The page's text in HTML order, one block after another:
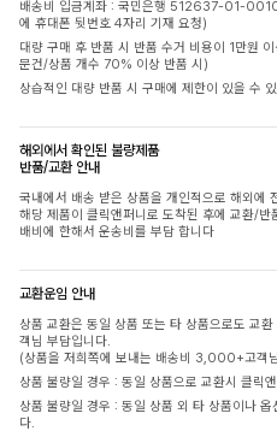
배송비 입금계좌 : 국민은행 512637-01-
에 휴대폰 뒷번호 4자리 기재 요청)
대량 구매 후 반품 시 반품 수거 비용이 1만원
문건/상품 개수 70% 이상 반품 시)
상습적인 대량 반품 시 구매에 제한이 있을 수 있
해외에서 확인된 불량제품
반품/교환 안내
국내에서 배송 받은 상품을 개인적으로 해외에
해당 제품이 클릭앤퍼니로 도착된 후에 교환/
배비에 한해서 운송비를 부담 합니다
교환운임 안내
상품 교환은 동일 상품 또는 타 상품으로도 교
객님 부담입니다.
(상품을 저희쪽에 보내는 배송비 3,000+고객
상품 불량일 경우 : 동일 상품으로 교환시 클릭
상품 불량일 경우 : 동일 상품 외 타 상품이나
다.